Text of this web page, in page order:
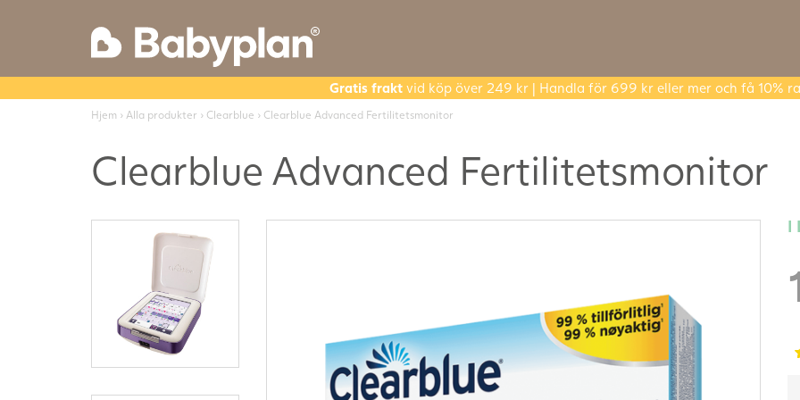
Gratis fraktvid köp över 249 kr | Handla för 699 kr eller mer och få 10%
Hjem › Alla produkter › Clearblue › Clearblue Advanced Fertilitetsmonitor
Clearblue Advanced Fertilitetsmonitor
I